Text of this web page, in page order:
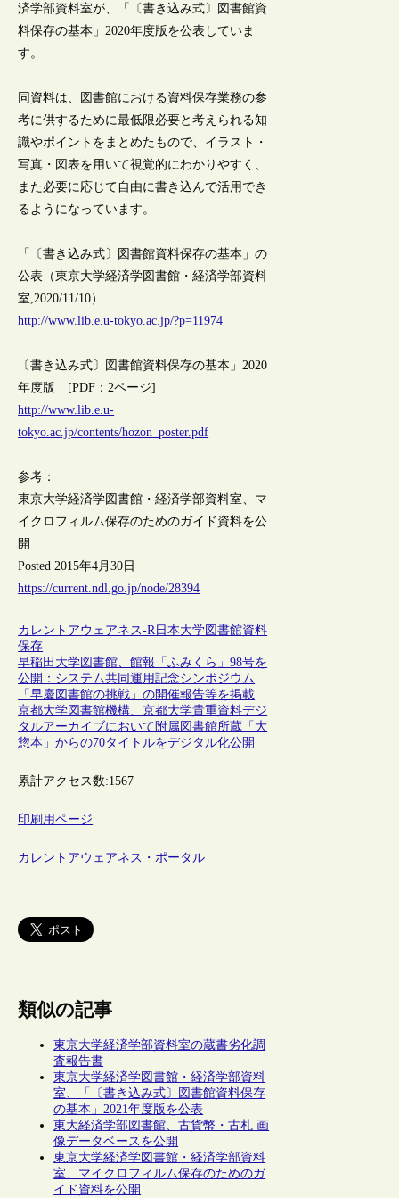
済学部資料室が、「〔書き込み式〕図書館資
料保存の基本」2020年度版を公表していま
す。
同資料は、図書館における資料保存業務の参
考に供するために最低限必要と考えられる知
識やポイントをまとめたもので、イラスト・
写真・図表を用いて視覚的にわかりやすく、
また必要に応じて自由に書き込んで活用でき
るようになっています。
「〔書き込み式〕図書館資料保存の基本」の
公表（東京大学経済学図書館・経済学部資料
室,2020/11/10）
http://www.lib.e.u-tokyo.ac.jp/?p=11974
〔書き込み式〕図書館資料保存の基本」2020
年度版 [PDF：2ページ]
http://www.lib.e.u-
tokyo.ac.jp/contents/hozon_poster.pdf
参考：
東京大学経済学図書館・経済学部資料室、マ
イクロフィルム保存のためのガイド資料を公
開
Posted 2015年4月30日
https://current.ndl.go.jp/node/28394
カレントアウェアネス-R 日本大学図書館資料
保存
早稲田大学図書館、館報「ふみくら」98号を
公開：システム共同運用記念シンポジウム
「早慶図書館の挑戦」の開催報告等を掲載
京都大学図書館機構、京都大学貴重資料デジ
タルアーカイブにおいて附属図書館所蔵「大
惣本」からの70タイトルをデジタル化公開
累計アクセス数:1567
印刷用ページ
カレントアウェアネス・ポータル
類似の記事
東京大学経済学部資料室の蔵書劣化調
査報告書
東京大学経済学図書館・経済学部資料
室、「〔書き込み式〕図書館資料保存
の基本」2021年度版を公表
東大経済学部図書館、古貨幣・古札 画
像データベースを公開
東京大学経済学図書館・経済学部資料
室、マイクロフィルム保存のためのガ
イド資料を公開